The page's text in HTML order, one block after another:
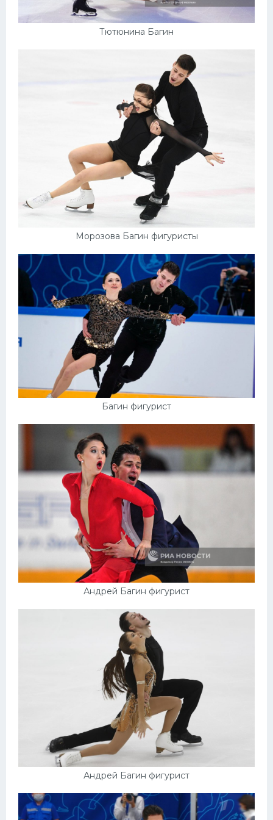
Тютюнина Багин
Морозова Багин фигуристы
Багин фигурист
Андрей Багин фигурист
Андрей Багин фигурист